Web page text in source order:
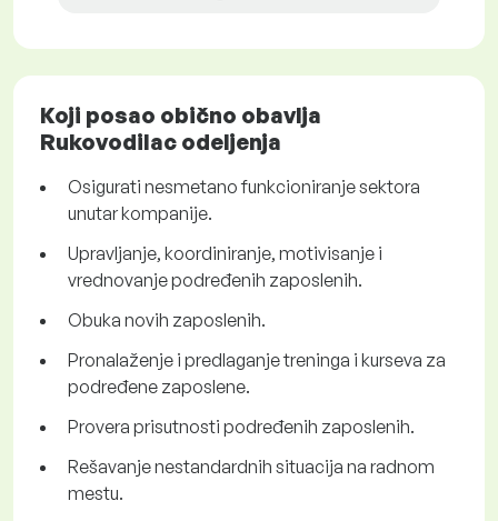
Koji posao obično obavlja
Rukovodilac odeljenja
Osigurati nesmetano funkcioniranje sektora
unutar kompanije.
Upravljanje, koordiniranje, motivisanje i
vrednovanje podređenih zaposlenih.
Obuka novih zaposlenih.
Pronalaženje i predlaganje treninga i kurseva za
podređene zaposlene.
Provera prisutnosti podređenih zaposlenih.
Rešavanje nestandardnih situacija na radnom
mestu.